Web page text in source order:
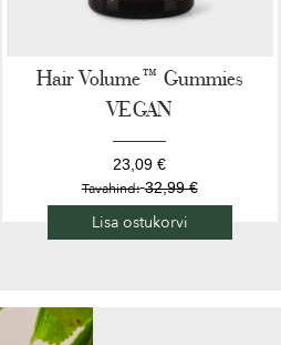
Hair Volume™ Gummies
VEGAN
23,09 €
Tavahind: 32,99 €
Lisa ostukorvi